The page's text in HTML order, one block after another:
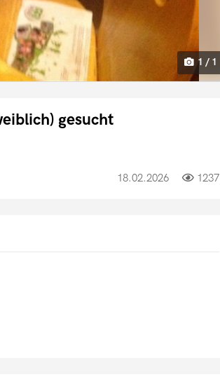
1 / 1
gesucht
18.02.2026 1237